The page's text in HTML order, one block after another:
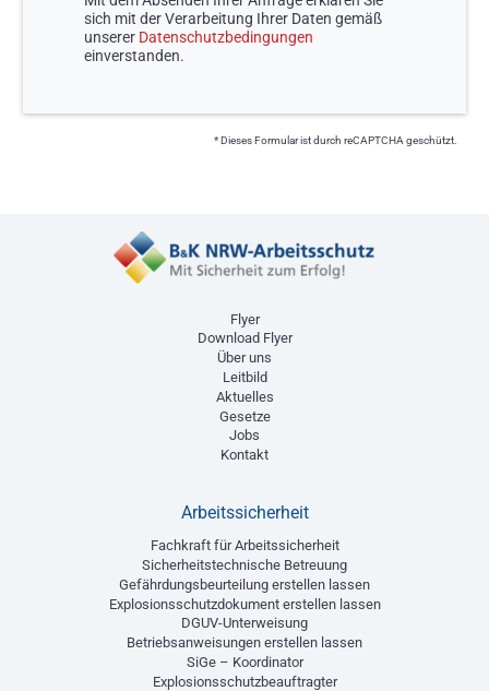
sich mit der Verarbeitung Ihrer Daten gemäß
unserer Datenschutzbedingungen
einverstanden.
* Dieses Formular ist durch reCAPTCHA geschützt.
Flyer
Download Flyer
Über uns
Leitbild
Aktuelles
Gesetze
Jobs
Kontakt
Arbeitssicherheit
Fachkraft für Arbeitssicherheit
Sicherheitstechnische Betreuung
Gefährdungsbeurteilung erstellen lassen
Explosionsschutzdokument erstellen lassen
DGUV-Unterweisung
Betriebsanweisungen erstellen lassen
SiGe – Koordinator
Explosionsschutzbeauftragter